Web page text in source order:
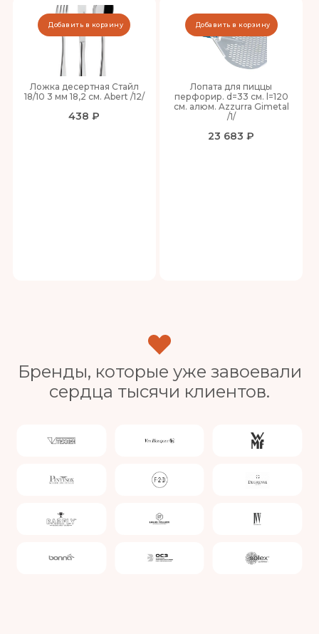
Ложка десертная Стайл
18/10 3 мм 18,2 см. Abert /12/
438 ₽
Добавить в корзину
Лопата для пиццы
перфорир. d=33 см. l=120
см. алюм. Azzurra Gimetal
/1/
23 683 ₽
Добавить в корзину
Бренды, которые уже завоевали
сердца тысячи клиентов.